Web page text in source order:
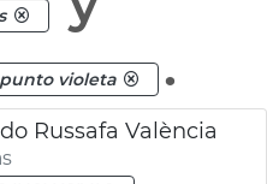
punto violeta .
Russafa València